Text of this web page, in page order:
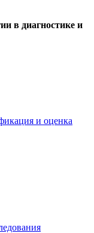
в диагностике и
и оценка